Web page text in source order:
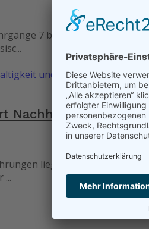
7 bis 10 der
Nachhaltigkeit und
liegt hinter den
...